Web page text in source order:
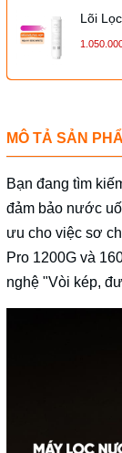
Lõi
MÔ TẢ SẢN
Bạn đang tìm
đảm bảo nước
ưu cho việc sơ
Pro 1200G và
nghệ "Vòi kép,